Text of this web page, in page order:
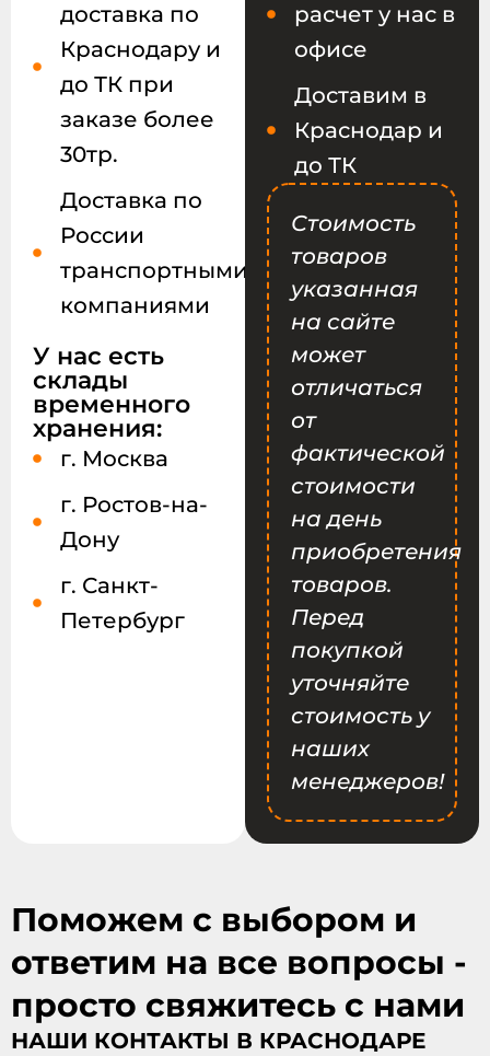
доставка по
Краснодару и
до ТК при
заказе более
30тр.
Доставка по
России
транспортными
компаниями
У нас есть
склады
временного
хранения:
г. Москва
г. Ростов-на-
Дону
г. Санкт-
Петербург
расчет у нас в
офисе
Доставим в
Краснодар и
до ТК
Стоимость
товаров
указанная
на сайте
может
отличаться
от
фактической
стоимости
на день
приобретения
товаров.
Перед
покупкой
уточняйте
стоимость у
наших
менеджеров!
Поможем с выбором и
ответим на все вопросы -
просто свяжитесь с нами
НАШИ КОНТАКТЫ В КРАСНОДАРЕ